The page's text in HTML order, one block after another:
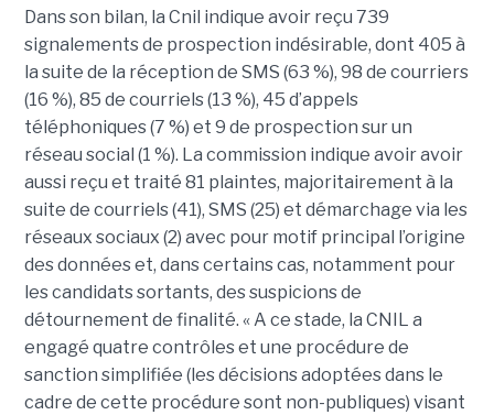
Dans son bilan, la Cnil indique avoir reçu 739
signalements de prospection indésirable, dont 405 à
la suite de la réception de SMS (63 %), 98 de courriers
(16 %), 85 de courriels (13 %), 45 d’appels
téléphoniques (7 %) et 9 de prospection sur un
réseau social (1 %). La commission indique avoir avoir
aussi reçu et traité 81 plaintes, majoritairement à la
suite de courriels (41), SMS (25) et démarchage via les
réseaux sociaux (2) avec pour motif principal l’origine
des données et, dans certains cas, notamment pour
les candidats sortants, des suspicions de
détournement de finalité. « A ce stade, la CNIL a
engagé quatre contrôles et une procédure de
sanction simplifiée (les décisions adoptées dans le
cadre de cette procédure sont non-publiques) visant